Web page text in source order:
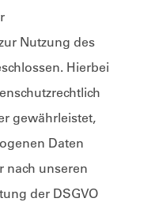
Nutzung des
Hierbei
gewährleistet,
Daten
nach unseren
der DSGVO